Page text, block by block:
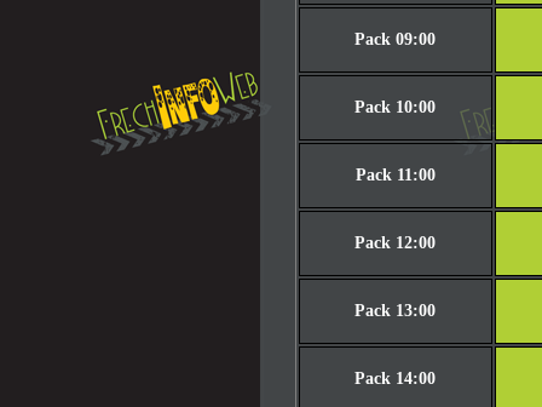
Pack 09:00
Pack 10:00
Pack 11:00
Pack 12:00
Pack 13:00
Pack 14:00